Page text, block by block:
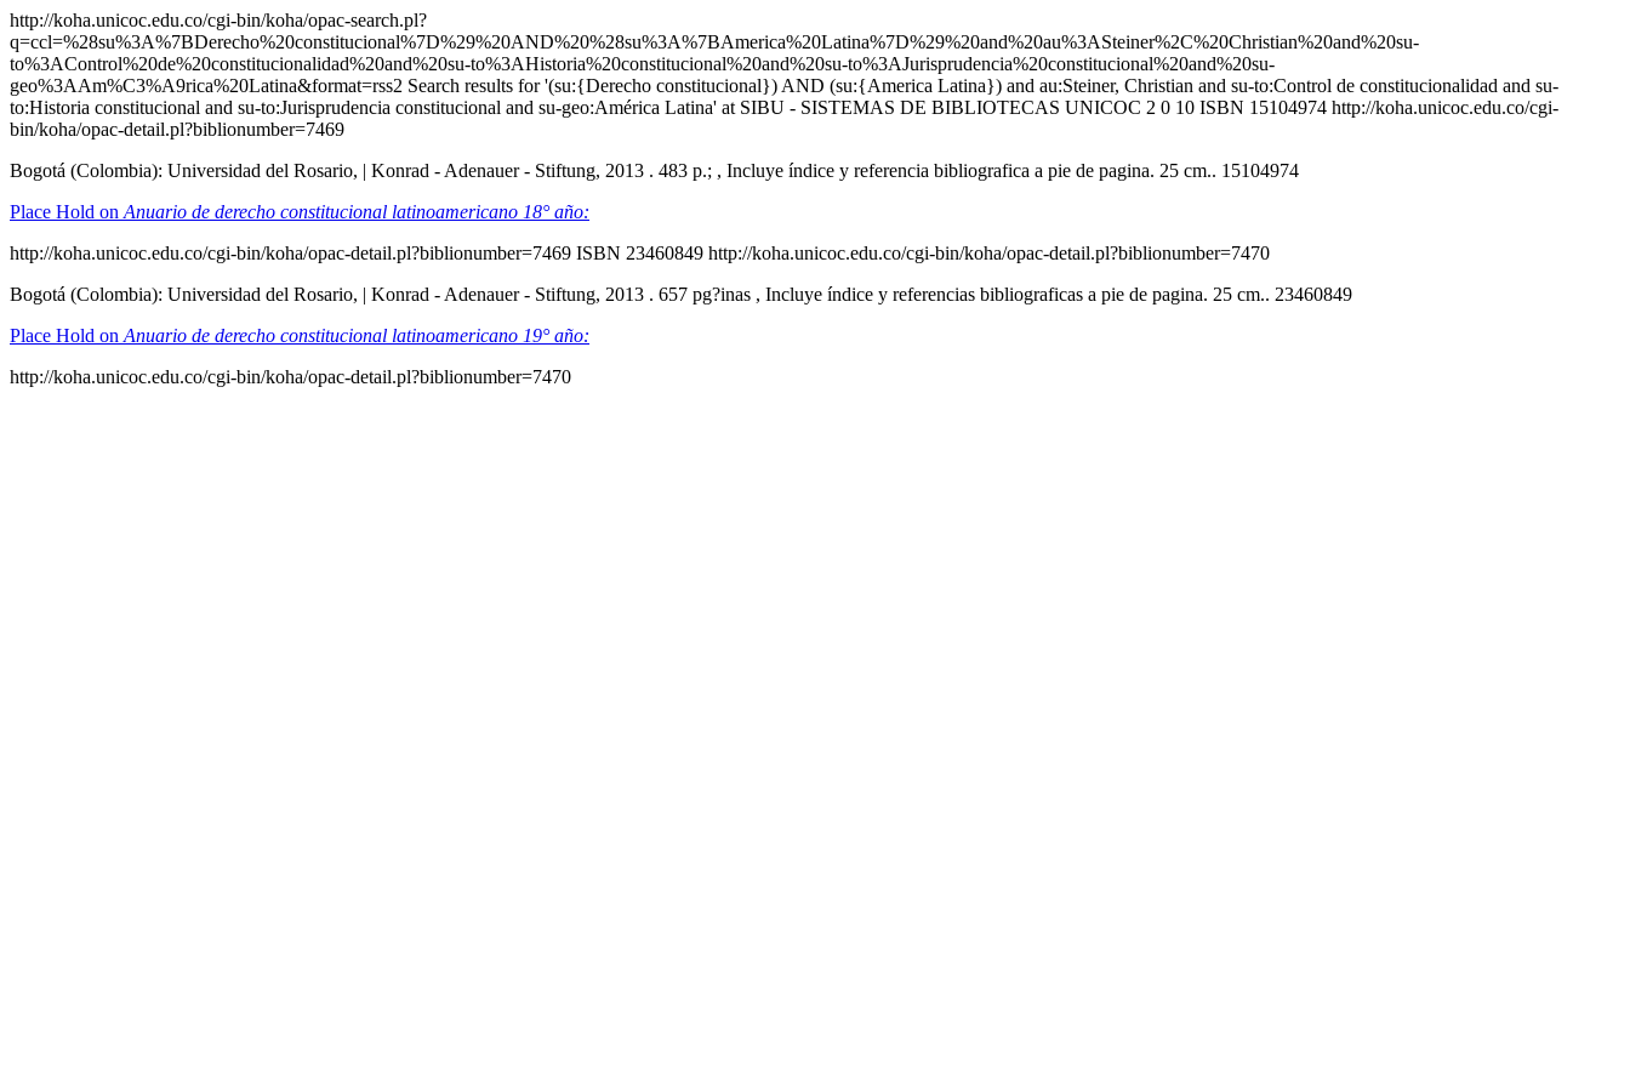
http://koha.unicoc.edu.co/cgi-bin/koha/opac-search.pl?
q=ccl=%28su%3A%7BDerecho%20constitucional%7D%29%20AND%20%28su%3A%7BAmerica%20Latina%7D%29%20and%20au%3ASteiner%2C%20Christian%20and%20su-
to%3AControl%20de%20constitucionalidad%20and%20su-to%3AHistoria%20constitucional%20and%20su-to%3AJurisprudencia%20constitucional%20and%20su-
geo%3AAm%C3%A9rica%20Latina&format=rss2 Search results for '(su:{Derecho constitucional}) AND (su:{America Latina}) and au:Steiner, Christian and su-to:Control de constitucionalidad and su-
to:Historia constitucional and su-to:Jurisprudencia constitucional and su-geo:América Latina' at SIBU - SISTEMAS DE BIBLIOTECAS UNICOC 2 0 10 ISBN 15104974 http://koha.unicoc.edu.co/cgi-
bin/koha/opac-detail.pl?biblionumber=7469
Bogotá (Colombia): Universidad del Rosario, | Konrad - Adenauer - Stiftung, 2013 . 483 p.; , Incluye índice y referencia bibliografica a pie de pagina. 25 cm.. 15104974
Place Hold on Anuario de derecho constitucional latinoamericano 18° año:
http://koha.unicoc.edu.co/cgi-bin/koha/opac-detail.pl?biblionumber=7469 ISBN 23460849 http://koha.unicoc.edu.co/cgi-bin/koha/opac-detail.pl?biblionumber=7470
Bogotá (Colombia): Universidad del Rosario, | Konrad - Adenauer - Stiftung, 2013 . 657 pg?inas , Incluye índice y referencias bibliograficas a pie de pagina. 25 cm.. 23460849
Place Hold on Anuario de derecho constitucional latinoamericano 19° año:
http://koha.unicoc.edu.co/cgi-bin/koha/opac-detail.pl?biblionumber=7470